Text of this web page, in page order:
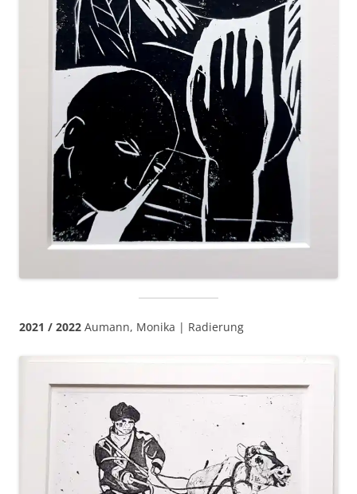
2021 / 2022 Aumann, Monika | Radierung